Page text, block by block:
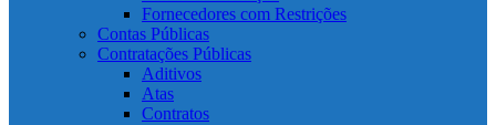
Fornecedores com Restrições
Contas Públicas
Contratações Públicas
Aditivos
Atas
Contratos